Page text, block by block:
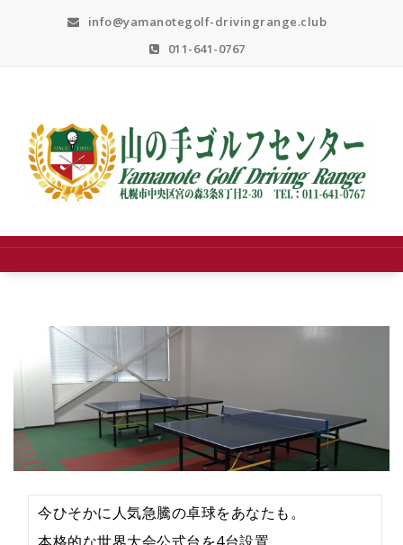
info@yamanotegolf-drivingrange.club
011-641-0767
今ひそかに人気急騰の卓球をあなたも。